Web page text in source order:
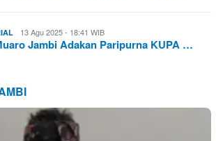
13 Agu 2025 - 18:41 WIB
Jambi Adakan Paripurna KUPA …